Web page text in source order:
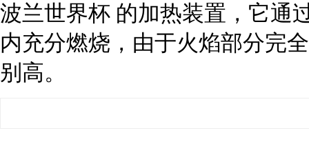
波兰世界杯 的加热装置，它通
内充分燃烧，由于火焰部分完
别高。